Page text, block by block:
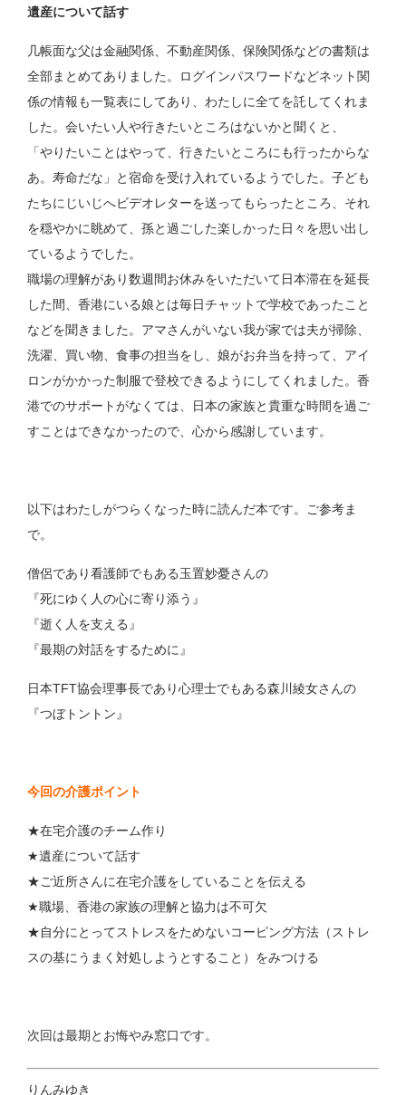
遺産について話す
几帳面な父は金融関係、不動産関係、保険関係などの書類は
全部まとめてありました。ログインパスワードなどネット関
係の情報も一覧表にしてあり、わたしに全てを託してくれま
した。会いたい人や行きたいところはないかと聞くと、
「やりたいことはやって、行きたいところにも行ったからな
あ。寿命だな」と宿命を受け入れているようでした。子ども
たちにじいじへビデオレターを送ってもらったところ、それ
を穏やかに眺めて、孫と過ごした楽しかった日々を思い出し
ているようでした。
職場の理解があり数週間お休みをいただいて日本滞在を延長
した間、香港にいる娘とは毎日チャットで学校であったこと
などを聞きました。アマさんがいない我が家では夫が掃除、
洗濯、買い物、食事の担当をし、娘がお弁当を持って、アイ
ロンがかかった制服で登校できるようにしてくれました。香
港でのサポートがなくては、日本の家族と貴重な時間を過ご
すことはできなかったので、心から感謝しています。
以下はわたしがつらくなった時に読んだ本です。ご参考ま
で。
僧侶であり看護師でもある玉置妙憂さんの
『死にゆく人の心に寄り添う』
『逝く人を支える』
『最期の対話をするために』
日本TFT協会理事長であり心理士でもある森川綾女さんの
『つぼトントン』
今回の介護ポイント
★在宅介護のチーム作り
★遺産について話す
★ご近所さんに在宅介護をしていることを伝える
★職場、香港の家族の理解と協力は不可欠
★自分にとってストレスをためないコーピング方法（ストレ
スの基にうまく対処しようとすること）をみつける
次回は最期とお悔やみ窓口です。
りんみゆき